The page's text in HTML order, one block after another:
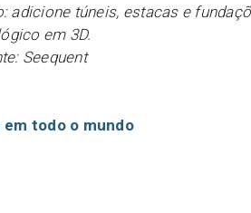
túneis, estacas e
em 3D.
Seequent
em todo o mundo